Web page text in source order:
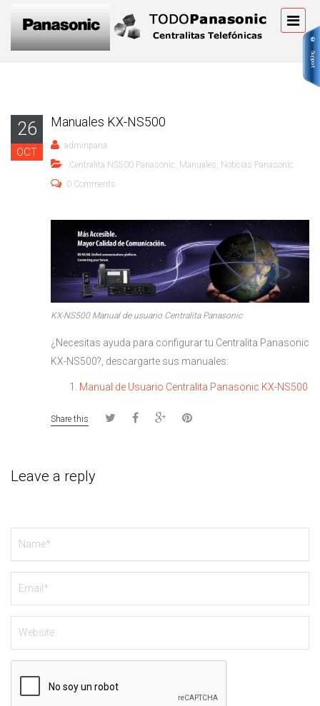
26
OCT
Manuales KX-NS500
adminpana
Centralita NS500 Panasonic, Manuales, Noticias Panasonic
0 Comments
KX-NS500 Manual de usuario Centralita Panasonic
¿Necesitas ayuda para configurar tu Centralita Panasonic
KX-NS500?, descargarte sus manuales:
Manual de Usuario Centralita Panasonic KX-NS500
Share this
Leave a reply